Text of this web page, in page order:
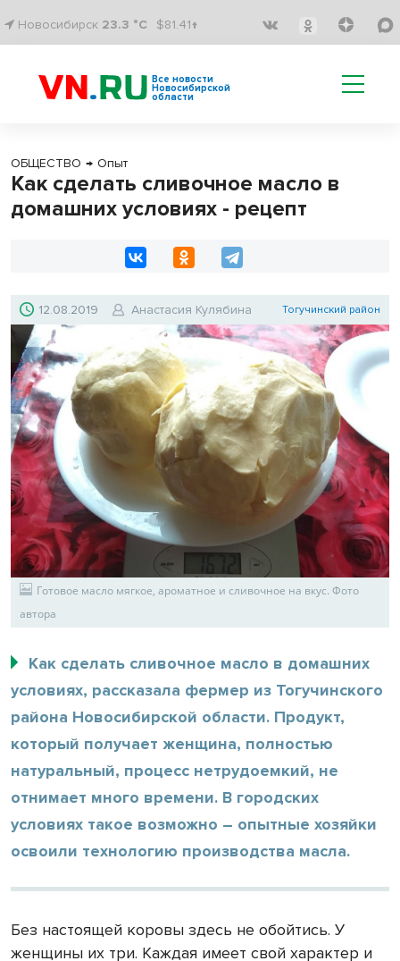
Новосибирск 23.3 °C $81.41↑
Все новости
Новосибирской
области
ОБЩЕСТВО → Опыт
Как сделать сливочное масло в
домашних условиях - рецепт
12.08.2019 Анастасия Кулябина Тогучинский район
Готовое масло мягкое, ароматное и сливочное на вкус. Фото
автора
Как сделать сливочное масло в домашних
условиях, рассказала фермер из Тогучинского
района Новосибирской области. Продукт,
который получает женщина, полностью
натуральный, процесс нетрудоемкий, не
отнимает много времени. В городских
условиях такое возможно – опытные хозяйки
освоили технологию производства масла.
Без настоящей коровы здесь не обойтись. У
женщины их три. Каждая имеет свой характер и